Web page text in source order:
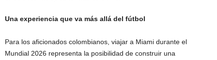
Una experiencia que va más allá del fútbol
Para los aficionados colombianos, viajar a Miami durante el
Mundial 2026 representa la posibilidad de construir una